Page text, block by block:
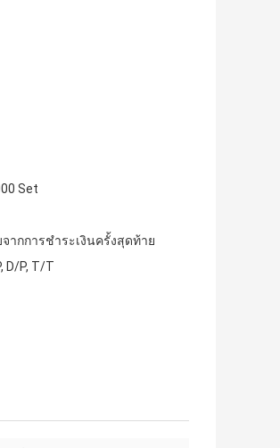
Set
ากการชำระเงินครั้งสุดท้าย
D/P, T/T